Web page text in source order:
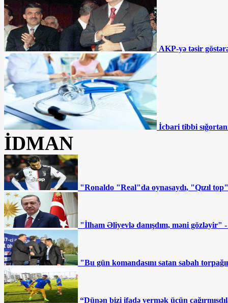
amma...”
Əhmədzadənin texnikaları Gəncədə
yolları qazıb kimləri varlandırır? -
İDDİA
"Təmiz Şəhər" ASC 2 ildir ki, maliyyə
hesabatı vermir
BÜTÜN XƏBƏRLƏR
AKP-yə təsir
İcbari tibbi
İDMAN
"Ronaldo "Real"da oynasaydı, "Qızıl
"İlham Əliyevlə danışdım, məni
"Bu gün komandasını satan sabah
“Dünən bizi ifadə vermək üçün